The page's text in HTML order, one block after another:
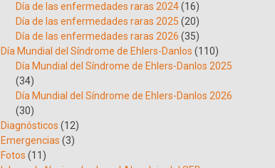
Día de las enfermedades raras 2024(16)
Día de las enfermedades raras 2025 (20)
Día de las enfermedades raras 2026 (35)
Día Mundial del Síndrome de Ehlers-Danlos (110)
Día Mundial del Síndrome de Ehlers-Danlos 2025
(34)
Día Mundial del Síndrome de Ehlers-Danlos 2026
(30)
Diagnósticos (12)
Emergencias (3)
Fotos (11)